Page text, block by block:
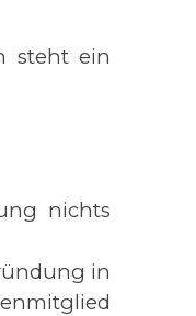
steht ein
nichts
in